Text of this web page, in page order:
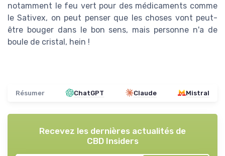
notamment le feu vert pour des médicaments comme
le Sativex, on peut penser que les choses vont peut-
être bouger dans le bon sens, mais personne n'a de
boule de cristal, hein !
Résumer ChatGPT Claude Mistral
Recevez les dernières actualités de
CBD Insiders